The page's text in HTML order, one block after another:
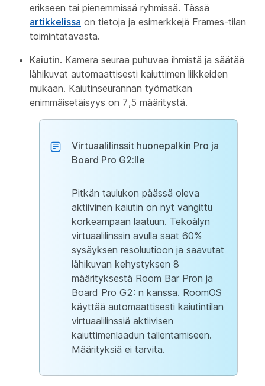
erikseen tai pienemmissä ryhmissä. Tässä
artikkelissa on tietoja ja esimerkkejä Frames-tilan
toimintatavasta.
Kaiutin. Kamera seuraa puhuvaa ihmistä ja säätää
lähikuvat automaattisesti kaiuttimen liikkeiden
mukaan. Kaiutinseurannan työmatkan
enimmäisetäisyys on 7,5 määritystä.
Virtuaalilinssit huonepalkin Pro ja
Board Pro G2:lle
Pitkän taulukon päässä oleva
aktiivinen kaiutin on nyt vangittu
korkeampaan laatuun. Tekoälyn
virtuaalilinssin avulla saat 60%
sysäyksen resoluutioon ja saavutat
lähikuvan kehystyksen 8
määrityksestä Room Bar Pron ja
Board Pro G2: n kanssa. RoomOS
käyttää automaattisesti kaiutintilan
virtuaalilinssiä aktiivisen
kaiuttimenlaadun tallentamiseen.
Määrityksiä ei tarvita.